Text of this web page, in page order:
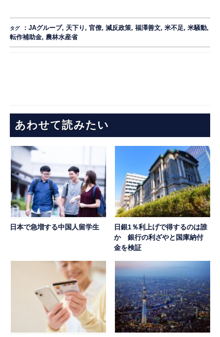
タグ ：JAグループ, 天下り ,官僚,減反政策,福澤善文,米不足,米騒動,
転作補助金, 農林水産省
あわせて読みたい
日本で急増する中国人留学生
日銀1％利上げで得するのは誰
か 銀行の利ざやと国庫納付
金を検証